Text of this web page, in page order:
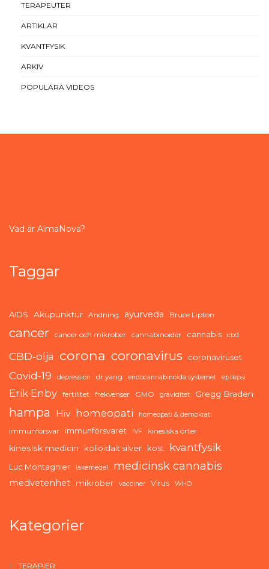
TERAPEUTER
ARTIKLAR
KVANTFYSIK
ARKIV
POPULÄRA VIDEOS
Vad är AlmaNova?
Taggar
AIDS Akupunktur Andning ayurveda Bruce Lipton
cancer cancer och mikrober cannabinoider cannabis cbd
CBD-olja corona coronavirus coronaviruset
Covid-19 depression dr yang endocannabinoida systemet epilepsi
Erik Enby fertilitet frekvenser GMO graviditet Gregg Braden
hampa Hiv homeopati homeopati & demokrati
immunförsvar immunförsvaret IVF kinesiska örter
kinesisk medicin kolloidalt silver kost kvantfysik
Luc Montagnier läkemedel medicinsk cannabis
medvetenhet mikrober vacciner Virus WHO
Kategorier
TERAPIER